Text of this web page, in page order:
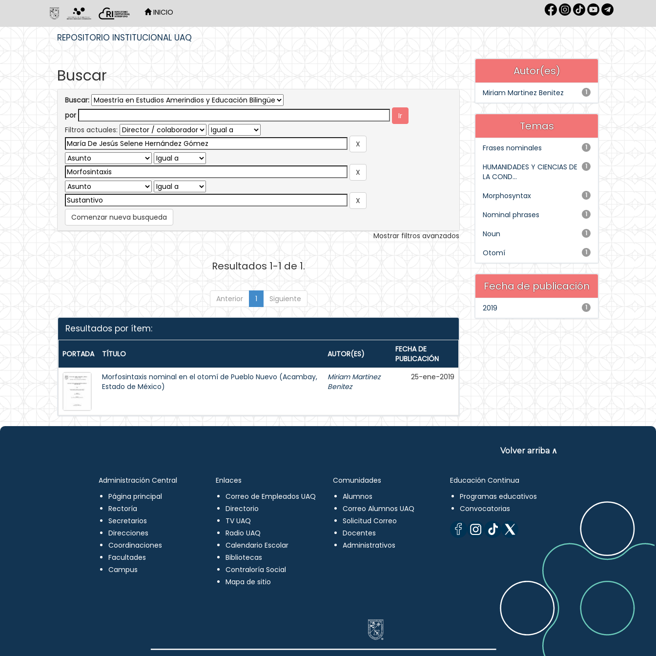
INICIO
REPOSITORIO INSTITUCIONAL UAQ
Buscar
Buscar:
por
Filtros actuales:
Comenzar nueva busqueda
Mostrar filtros avanzados
Resultados 1-1 de 1.
Anterior 1 Siguiente
Resultados por ítem:
PORTADA TÍTULO AUTOR(ES)
FECHA DE
PUBLICACIÓN
Morfosintaxis nominal en el otomí de Pueblo Nuevo (Acambay,
Estado de México)
Miriam Martinez
Benitez
25-ene-2019
Autor(es)
1
Miriam Martinez Benitez
Temas
1
Frases nominales
1
HUMANIDADES Y CIENCIAS DE
LA COND...
1
Morphosyntax
1
Nominal phrases
1
Noun
1
Otomí
Fecha de publicación
1
2019
Volver arriba ∧
Administración Central
Página principal
Rectoría
Secretarios
Direcciones
Coordinaciones
Facultades
Campus
Enlaces
Correo de Empleados UAQ
Directorio
TV UAQ
Radio UAQ
Calendario Escolar
Bibliotecas
Contraloría Social
Mapa de sitio
Comunidades
Alumnos
Correo Alumnos UAQ
Solicitud Correo
Docentes
Administrativos
Educación Continua
Programas educativos
Convocatorias